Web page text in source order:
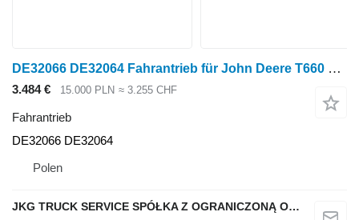
DE32066 DE32064 Fahrantrieb für John Deere T660 Getreideernter
3.484 € 15.000 PLN ≈ 3.255 CHF
Fahrantrieb
DE32066 DE32064
Polen
JKG TRUCK SERVICE SPÓŁKA Z OGRANICZONĄ ODPOWIEDZIALNOŚCIĄ